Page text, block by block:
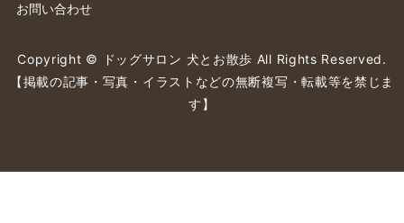
お問い合わせ
Copyright © ドッグサロン 犬とお散歩 All Rights Reserved.
【掲載の記事・写真・イラストなどの無断複写・転載等を禁じま
す】